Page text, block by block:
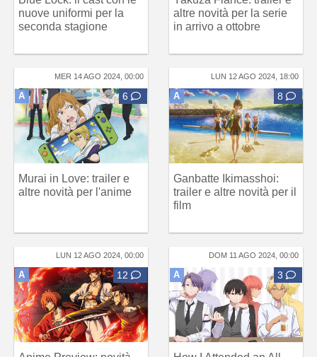
nuove uniformi per la
seconda stagione
altre novità per la serie
in arrivo a ottobre
MER 14 AGO 2024, 00:00
A 6
Murai in Love: trailer e
altre novità per l'anime
LUN 12 AGO 2024, 18:00
A 8
Ganbatte Ikimasshoi:
trailer e altre novità per il
film
LUN 12 AGO 2024, 00:00
A 12
DOM 11 AGO 2024, 00:00
A 3